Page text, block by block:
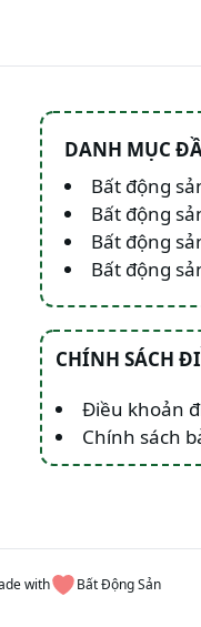
DANH MỤC
Bất động
Bất động
Bất động
Bất động
CHÍNH SÁCH
Điều khoản
Chính sách
with Bất Động Sản